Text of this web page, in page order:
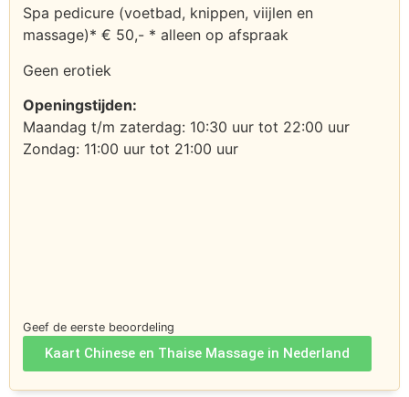
Spa pedicure (voetbad, knippen, viijlen en
massage)* € 50,- * alleen op afspraak
Geen erotiek
Openingstijden:
Maandag t/m zaterdag: 10:30 uur tot 22:00 uur
Zondag: 11:00 uur tot 21:00 uur
Geef de eerste beoordeling
Kaart Chinese en Thaise Massage in Nederland